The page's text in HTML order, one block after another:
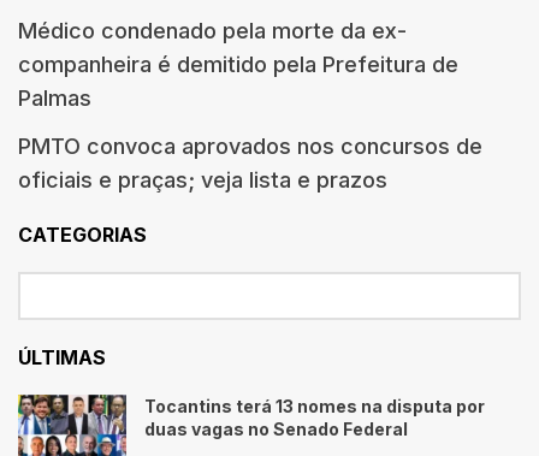
Médico condenado pela morte da ex-
companheira é demitido pela Prefeitura de
Palmas
PMTO convoca aprovados nos concursos de
oficiais e praças; veja lista e prazos
CATEGORIAS
ÚLTIMAS
Tocantins terá 13 nomes na disputa por
duas vagas no Senado Federal